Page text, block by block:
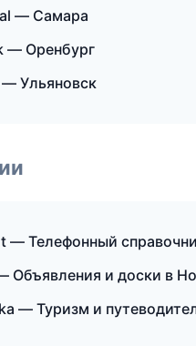
— Самара
— Оренбург
— Ульяновск
— Телефонный
Объявления и доски в
— Туризм и